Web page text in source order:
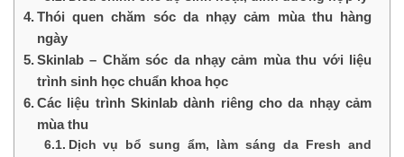
Thói quen chăm sóc da nhạy cảm mùa thu hàng
ngày
Skinlab – Chăm sóc da nhạy cảm mùa thu với liệu
trình sinh học chuẩn khoa học
Các liệu trình Skinlab dành riêng cho da nhạy cảm
mùa thu
Dịch vụ bổ sung ẩm, làm sáng da Fresh and